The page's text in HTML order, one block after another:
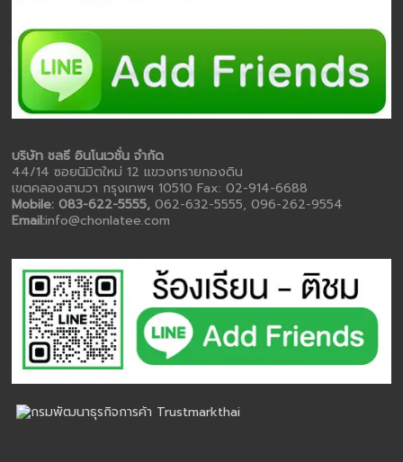
บริษัท ชลธี อินโนเวชั่น จำกัด
44/14 ซอยนิมิตใหม่ 12 แขวงทรายกองดิน
เขตคลองสามวา กรุงเทพฯ 10510 Fax: 02-914-6688
Mobile: 083-622-5555,062-632-5555, 096-262-9554
Email:info@chonlatee.com